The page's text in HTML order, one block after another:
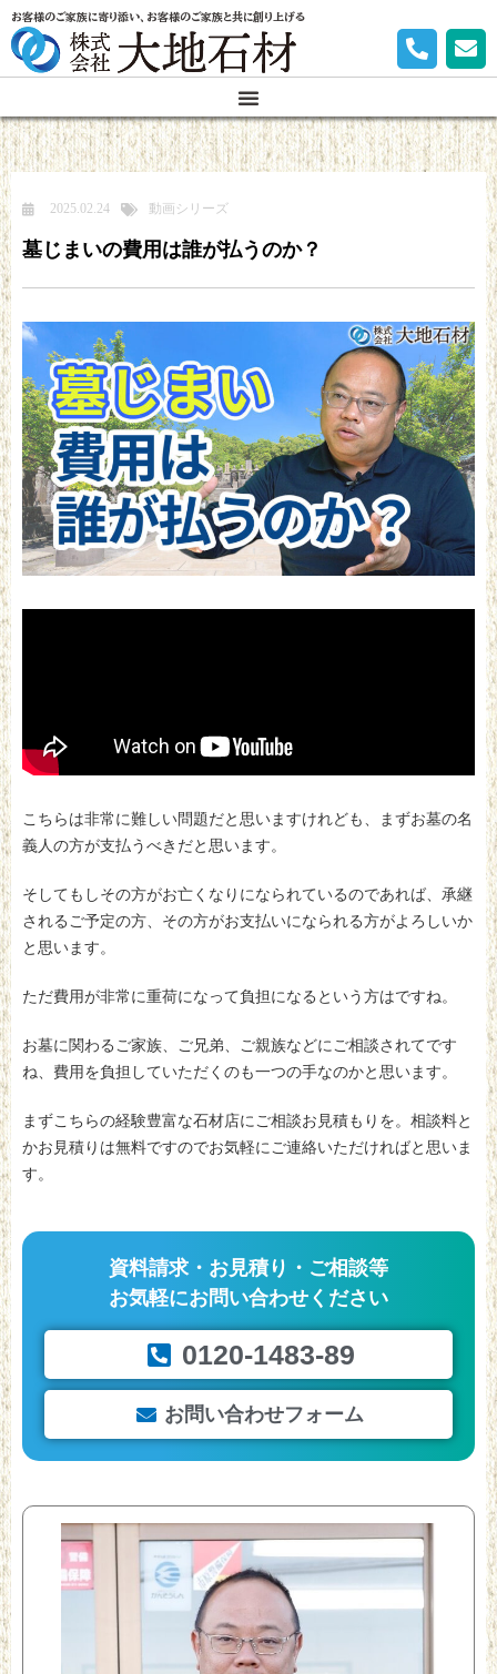
お客様のご家族に寄り添い、お客様のご家族と共に創り上げる
2025.02.24 動画シリーズ
墓じまいの費用は誰が払うのか？
こちらは非常に難しい問題だと思いますけれども、まずお墓の名
義人の方が支払うべきだと思います。
そしてもしその方がお亡くなりになられているのであれば、承継
されるご予定の方、その方がお支払いになられる方がよろしいか
と思います。
ただ費用が非常に重荷になって負担になるという方はですね。
お墓に関わるご家族、ご兄弟、ご親族などにご相談されてです
ね、費用を負担していただくのも一つの手なのかと思います。
まずこちらの経験豊富な石材店にご相談お見積もりを。相談料と
かお見積りは無料ですのでお気軽にご連絡いただければと思いま
す。
資料請求・お見積り・ご相談等
お気軽にお問い合わせください
0120-1483-89
お問い合わせフォーム